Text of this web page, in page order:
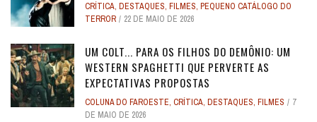
CRÍTICA, DESTAQUES, FILMES, PEQUENO CATÁLOGO DO
TERROR
22 DE MAIO DE 2026
UM COLT... PARA OS FILHOS DO DEMÔNIO: UM
WESTERN SPAGHETTI QUE PERVERTE AS
EXPECTATIVAS PROPOSTAS
COLUNA DO FAROESTE, CRÍTICA, DESTAQUES, FILMES
7
DE MAIO DE 2026